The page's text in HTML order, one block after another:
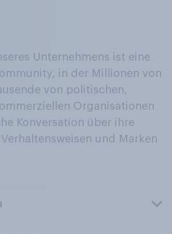
Unternehmens ist eine
in der Millionen von
von politischen,
Organisationen
Konversation über ihre
und Marken